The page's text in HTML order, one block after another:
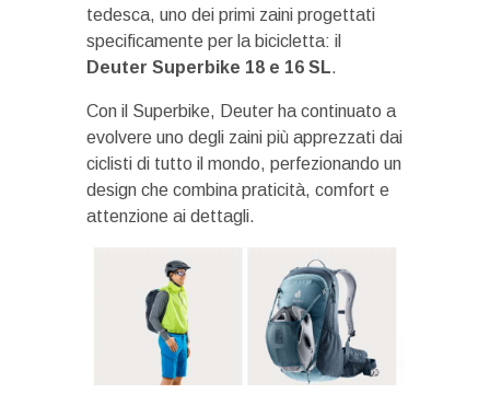
tedesca, uno dei primi zaini progettati
specificamente per la bicicletta: il
Deuter Superbike 18 e 16 SL.
Con il Superbike, Deuter ha continuato a
evolvere uno degli zaini più apprezzati dai
ciclisti di tutto il mondo, perfezionando un
design che combina praticità, comfort e
attenzione ai dettagli.